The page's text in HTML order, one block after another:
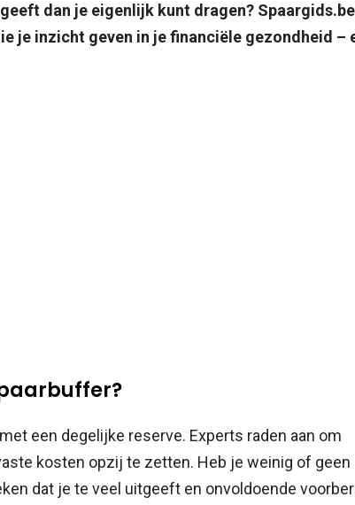
dan je eigenlijk kunt dragen?
je inzicht geven in je financiële gezondheid –
een degelijke reserve. Experts raden aan om
kosten opzij te zetten. Heb je weinig of geen
dat je te veel uitgeeft en onvoldoende